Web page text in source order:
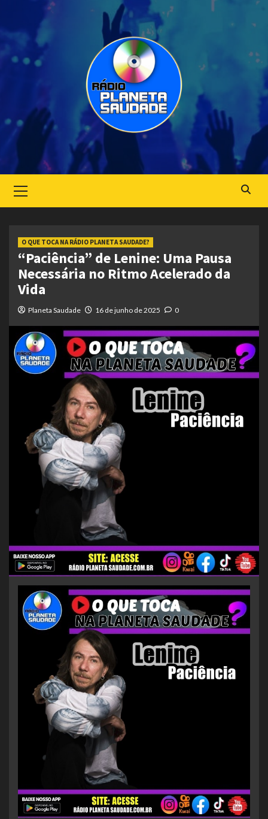
Menu
O QUE TOCA NA RÁDIO PLANETA SAUDADE?
“Paciência” de Lenine: Uma Pausa
Necessária no Ritmo Acelerado da
Vida
Planeta Saudade 16 de junho de 2025 0